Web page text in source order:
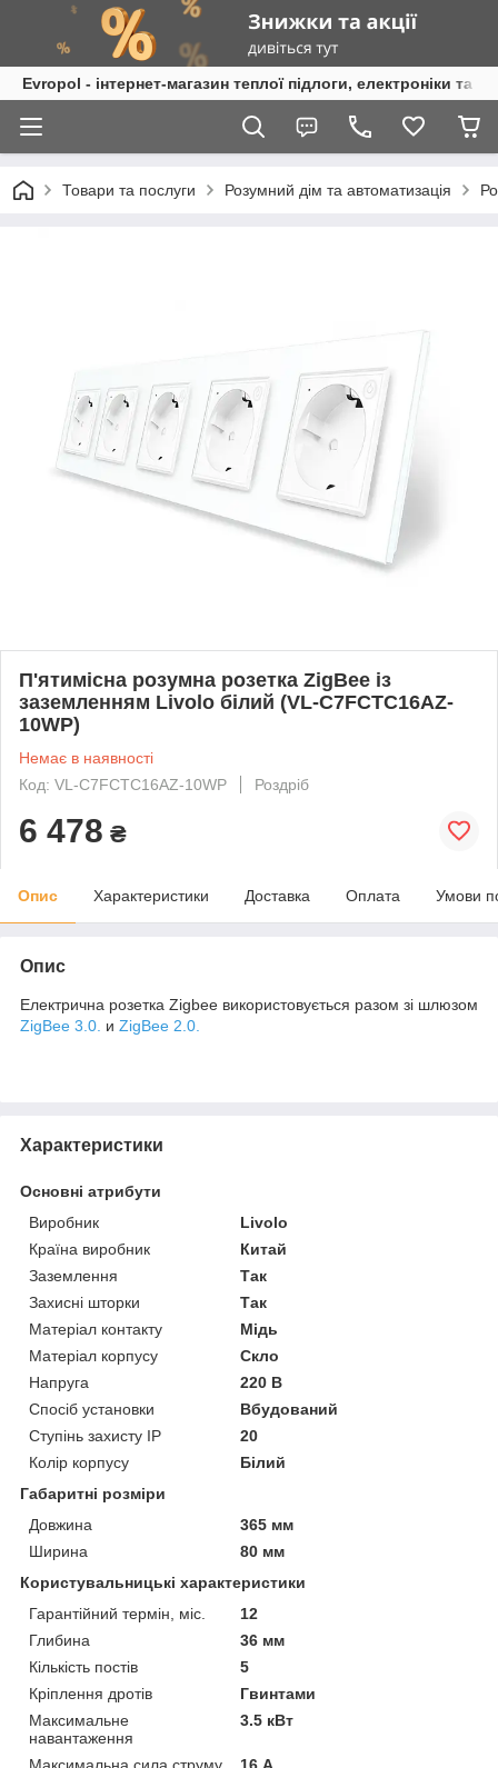
Evropol - інтернет-магазин теплої підлоги, електроніки та
Товари та послуги Розумний дім та автоматизація
П'ятимісна розумна розетка ZigBee із
заземленням Livolo білий (VL-C7FCTC16AZ-
10WP)
Немає в наявності
Код: VL-C7FCTC16AZ-10WP
Роздріб
6 478 ₴
Опис Характеристики Доставка Оплата Умови
Опис
Електрична розетка Zigbee використовується разом зі шлюзом
ZigBee 3.0. и ZigBee 2.0.
Характеристики
Основні атрибути
Виробник
Livolo
Країна виробник
Китай
Заземлення
Так
Захисні шторки
Так
Матеріал контакту
Мідь
Матеріал корпусу
Скло
Напруга
220 В
Спосіб установки
Вбудований
Ступінь захисту IP
20
Колір корпусу
Білий
Габаритні розміри
Довжина
365 мм
Ширина
80 мм
Користувальницькі характеристики
Гарантійний термін, міс.
12
Глибина
36 мм
Кількість постів
5
Кріплення дротів
Гвинтами
Максимальне
навантаження
3.5 кВт
Максимальна сила струму
16 А